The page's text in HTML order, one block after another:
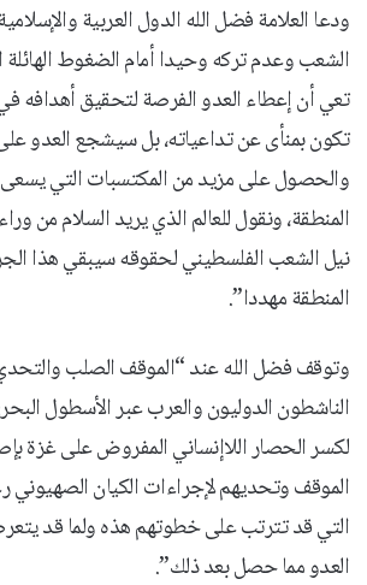
ودعا العلامة فضل الله الدول العربية
الشعب وعدم تركه وحيدا أمام الضغوط الهائلة
تعي أن إعطاء العدو الفرصة لتحقيق
تكون بمنأى عن تداعياته، بل سيشجع العدو
والحصول على مزيد من المكتسبات التي
المنطقة، ونقول للعالم الذي يريد السلام من
نيل الشعب الفلسطيني لحقوقه سيبقي هذا
المنطقة مهددا”.
وتوقف فضل الله عند “الموقف الصلب
الناشطون الدوليون والعرب عبر الأسطول
لكسر الحصار اللاإنساني المفروض على غزة
الموقف وتحديهم لإجراءات الكيان
التي قد تترتب على خطوتهم هذه ولما قد
العدو مما حصل بعد ذلك”.